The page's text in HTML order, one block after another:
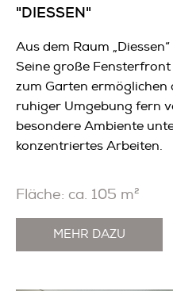
"DIESSEN"
Aus dem Raum
Seine große
zum Garten ermöglichen
ruhiger Umgebung fern
besondere Ambiente
konzentriertes Arbeiten.
Fläche: ca. 105 m²
MEHR DAZU